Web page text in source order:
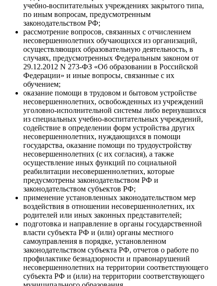
учебно-воспитательных учреждениях закрытого типа,
по иным вопросам, предусмотренным
законодательством РФ;
рассмотрение вопросов, связанных с отчислением
несовершеннолетних обучающихся из организаций,
осуществляющих образовательную деятельность, в
случаях, предусмотренных Федеральным законом от
29.12.2012 N 273-ФЗ «Об образовании в Российской
Федерации» и иные вопросы, связанные с их
обучением;
оказание помощи в трудовом и бытовом устройстве
несовершеннолетних, освобожденных из учреждений
уголовно-исполнительной системы либо вернувшихся
из специальных учебно-воспитательных учреждений,
содействие в определении форм устройства других
несовершеннолетних, нуждающихся в помощи
государства, оказание помощи по трудоустройству
несовершеннолетних (с их согласия), а также
осуществление иных функций по социальной
реабилитации несовершеннолетних, которые
предусмотрены законодательством РФ и
законодательством субъектов РФ;
применение установленных законодательством мер
воздействия в отношении несовершеннолетних, их
родителей или иных законных представителей;
подготовка и направление в органы государственной
власти субъекта РФ и (или) органы местного
самоуправления в порядке, установленном
законодательством субъекта РФ, отчетов о работе по
профилактике безнадзорности и правонарушений
несовершеннолетних на территории соответствующего
субъекта РФ и (или) на территории соответствующего